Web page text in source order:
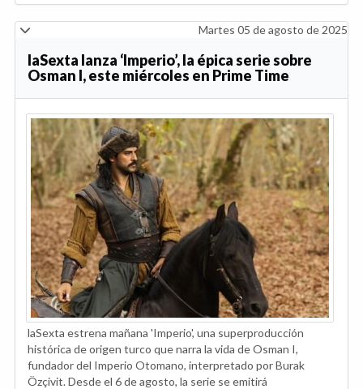
Martes 05 de agosto de 2025
laSexta lanza ‘Imperio’, la épica serie sobre
Osman I, este miércoles en Prime Time
laSexta estrena mañana 'Imperio', una superproducción
histórica de origen turco que narra la vida de Osman I,
fundador del Imperio Otomano, interpretado por Burak
Özçivit. Desde el 6 de agosto, la serie se emitirá